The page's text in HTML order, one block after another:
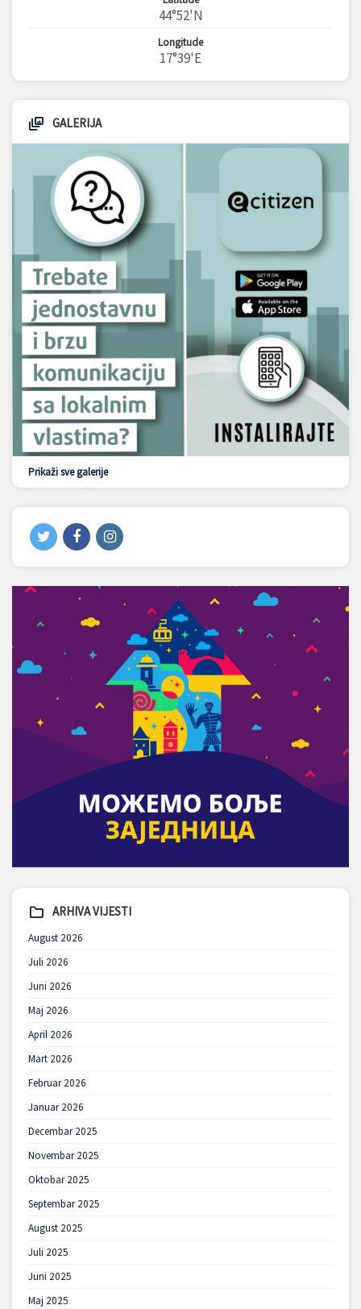
44°52'N
Longitude
17°39'E
GALERIJA
Prikaži sve galerije
ARHIVA VIJESTI
August 2026
Juli 2026
Juni 2026
Maj 2026
April 2026
Mart 2026
Februar 2026
Januar 2026
Decembar 2025
Novembar 2025
Oktobar 2025
Septembar 2025
August 2025
Juli 2025
Juni 2025
Maj 2025